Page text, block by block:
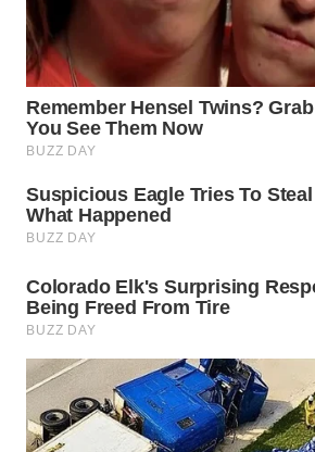
WAHANA
TRAVEL
WAHANA
TV
ID
CO ID
WAHANANEWS
NET
WAHANA
SPORT